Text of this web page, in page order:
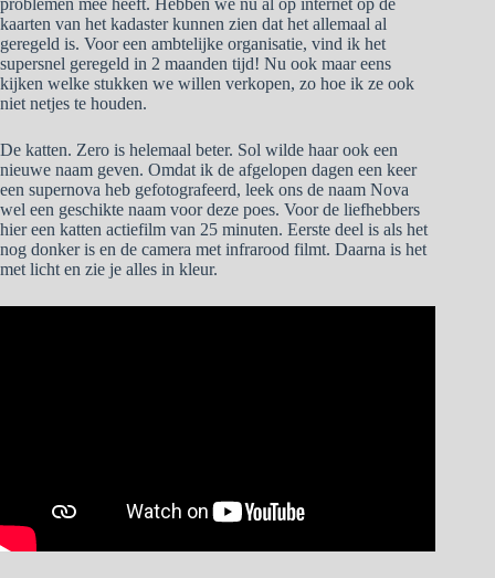
problemen mee heeft. Hebben we nu al op internet op de
kaarten van het kadaster kunnen zien dat het allemaal al
geregeld is. Voor een ambtelijke organisatie, vind ik het
supersnel geregeld in 2 maanden tijd! Nu ook maar eens
kijken welke stukken we willen verkopen, zo hoe ik ze ook
niet netjes te houden.
De katten. Zero is helemaal beter. Sol wilde haar ook een
nieuwe naam geven. Omdat ik de afgelopen dagen een keer
een supernova heb gefotografeerd, leek ons de naam Nova
wel een geschikte naam voor deze poes. Voor de liefhebbers
hier een katten actiefilm van 25 minuten. Eerste deel is als het
nog donker is en de camera met infrarood filmt. Daarna is het
met licht en zie je alles in kleur.